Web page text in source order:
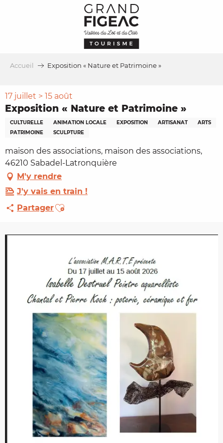
Accueil Exposition « Nature et Patrimoine »
17 juillet > 15 août
Exposition « Nature et Patrimoine »
CULTURELLE ANIMATION LOCALE EXPOSITION ARTISANAT
ARTS
PATRIMOINE
SCULPTURE
maison des associations, maison des associations,
46210 Sabadel-Latronquière
M'y rendre
J'y vais en train !
PartagerAjouter aux favoris